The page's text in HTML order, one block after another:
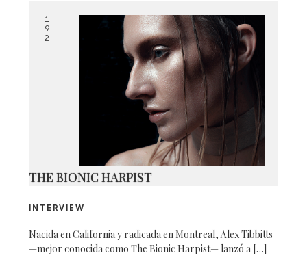
1
9
2
THE BIONIC HARPIST
INTERVIEW
Nacida en California y radicada en Montreal, Alex Tibbitts
—mejor conocida como The Bionic Harpist— lanzó a […]